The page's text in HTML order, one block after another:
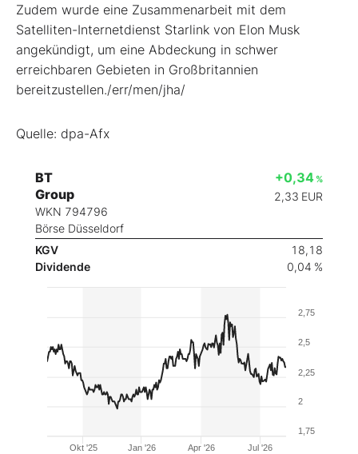
Zudem wurde eine Zusammenarbeit mit dem
Satelliten-Internetdienst Starlink von Elon Musk
angekündigt, um eine Abdeckung in schwer
erreichbaren Gebieten in Großbritannien
bereitzustellen./err/men/jha/
Quelle: dpa-Afx
BT
Group
WKN 794796
Börse Düsseldorf
+0,34 %
2,33 EUR
KGV
18,18
Dividende
0,04 %
Okt '25 Jan '26 Apr '26 Jul '26
1,75
2
2,25
2,5
2,75